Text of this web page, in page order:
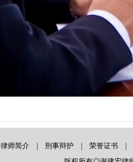
律师简介 刑事辩护 荣誉证书